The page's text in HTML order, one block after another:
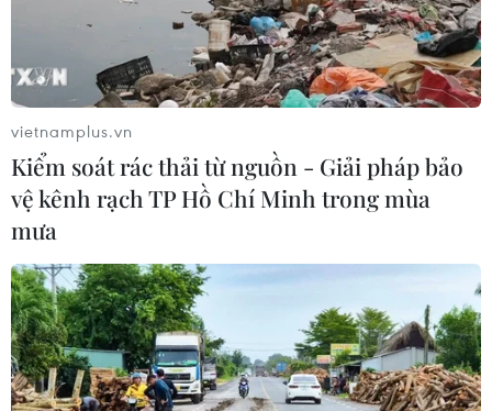
Các phiến quân FARC và ELN đã tuyên bố ngừng bắn
từ ngày 20-28/5, khoảng thời gian sẽ diễn ra cuộc bầu
cử tổng thống tại Colombia.
vietnamplus.vn
Kiểm soát rác thải từ nguồn - Giải pháp bảo
vệ kênh rạch TP Hồ Chí Minh trong mùa
mưa